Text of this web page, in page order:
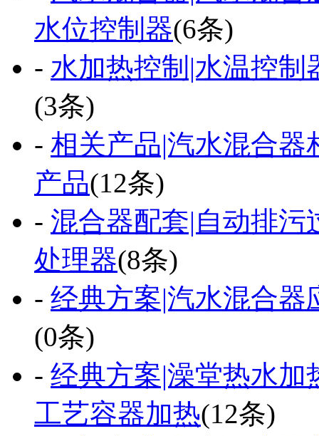
水位控制器(6条)
- 水加热控制|水温控制
(3条)
- 相关产品|汽水混合器
产品(12条)
- 混合器配套|自动排污
处理器(8条)
- 经典方案|汽水混合器
(0条)
- 经典方案|澡堂热水加
工艺容器加热(12条)